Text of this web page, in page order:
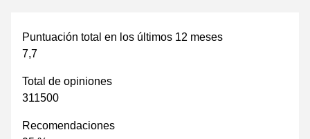
Puntuación total en los últimos 12 meses
7,7
Total de opiniones
311500
Recomendaciones